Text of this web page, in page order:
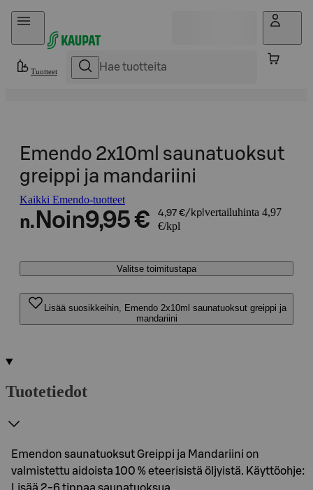
Hyppää sisältöön
Tuotteet
Emendo 2x10ml saunatuoksut
greippi ja mandariini
Kaikki Emendo-tuotteet
n. Noin9,95 € 4,97 €/kpl vertailuhinta 4,97
€/kpl
Valitse toimitustapa
Lisää suosikkeihin, Emendo 2x10ml saunatuoksut greippi ja
mandariini
Tuotetiedot
Emendon saunatuoksut Greippi ja Mandariini on
valmistettu aidoista 100 % eteerisistä öljyistä. Käyttöohje: